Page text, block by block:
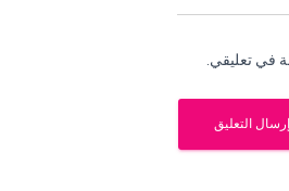
في تعليقي.